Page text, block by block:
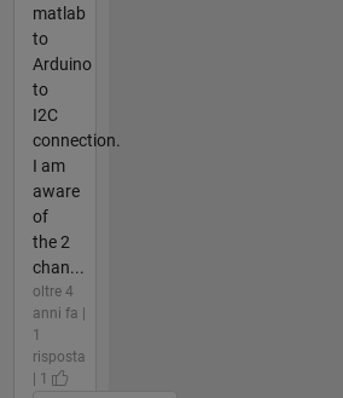
matlab
to
Arduino
to
I2C
connection.
I am
aware
of
the 2
chan...
oltre 4
anni fa |
1
risposta
| 1